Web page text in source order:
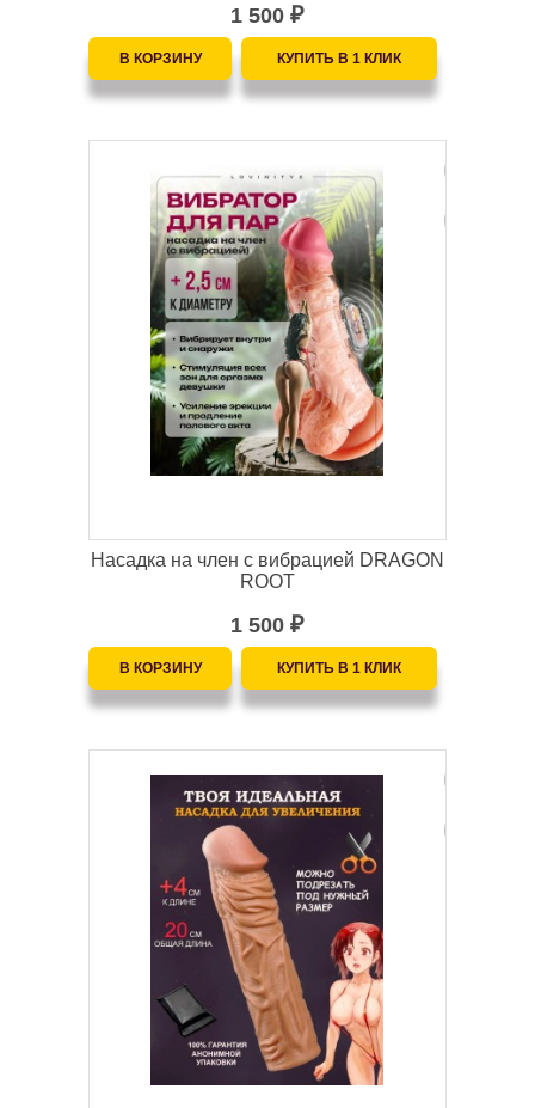
1 500 ₽
Насадка на член с вибрацией DRAGON
ROOT
1 500 ₽